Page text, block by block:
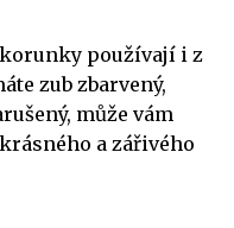
používají i z
zub zbarvený,
může vám
a zářivého